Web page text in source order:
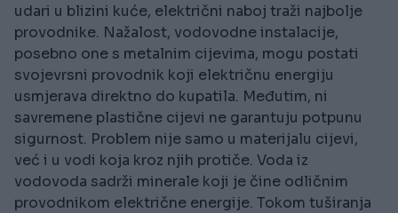
udari u blizini kuće, električni naboj traži najbolje
provodnike. Nažalost, vodovodne instalacije,
posebno one s metalnim cijevima, mogu postati
svojevrsni provodnik koji električnu energiju
usmjerava direktno do kupatila. Međutim, ni
savremene plastične cijevi ne garantuju potpunu
sigurnost. Problem nije samo u materijalu cijevi,
već i u vodi koja kroz njih protiče. Voda iz
vodovoda sadrži minerale koji je čine odličnim
provodnikom električne energije. Tokom tuširanja